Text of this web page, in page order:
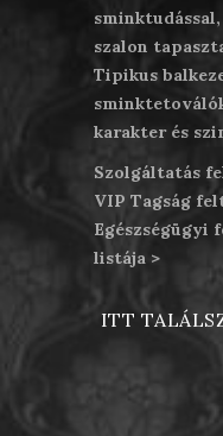
szalon
Tipikus
karakter és
Szolgáltatás
VIP Tagság
Egészségügyi
listája >
ITT